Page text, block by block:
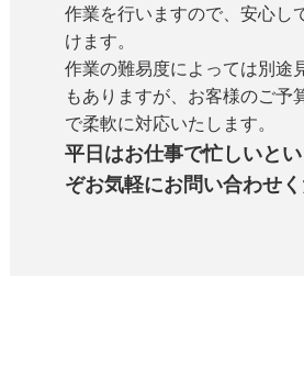
作業を行いますので、安心し
けます。
作業の難易度によっては別途
もありますが、お客様のご予
で柔軟に対応いたします。
平日はお仕事で忙しいと
ぞお気軽にお問い合わせく